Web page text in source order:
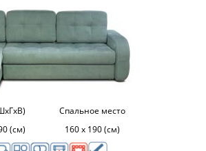
(см)
Спальное место
160 х 190 (см)